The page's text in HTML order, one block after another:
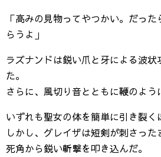
「高みの見物ってやつかい。だっ
らうよ」
ラズナンドは鋭い爪と牙による波
た。
さらに、風切り音とともに鞭のよう
いずれも聖女の体を簡単に引き裂く
しかし、グレイザは短剣が刺さった
死角から鋭い斬撃を叩き込んだ。